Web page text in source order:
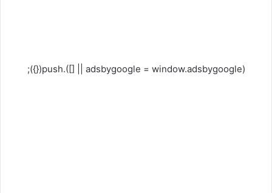
(adsbygoogle = window.adsbygoogle || []).push({});